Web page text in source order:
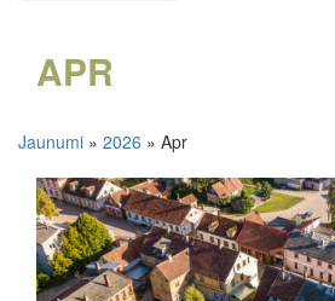
APR
Jaunumi » 2026 » Apr